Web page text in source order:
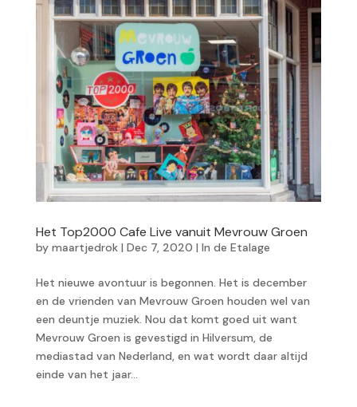
Het Top2000 Cafe Live vanuit Mevrouw Groen
by maartjedrok| Dec 7, 2020 | In de Etalage
Het nieuwe avontuur is begonnen. Het is december
en de vrienden van Mevrouw Groen houden wel van
een deuntje muziek. Nou dat komt goed uit want
Mevrouw Groen is gevestigd in Hilversum, de
mediastad van Nederland, en wat wordt daar altijd
einde van het jaar...